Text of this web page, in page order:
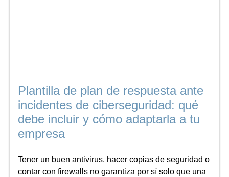
Plantilla de plan de respuesta ante
incidentes de ciberseguridad: qué
debe incluir y cómo adaptarla a tu
empresa
Tener un buen antivirus, hacer copias de seguridad o
contar con firewalls no garantiza por sí solo que una